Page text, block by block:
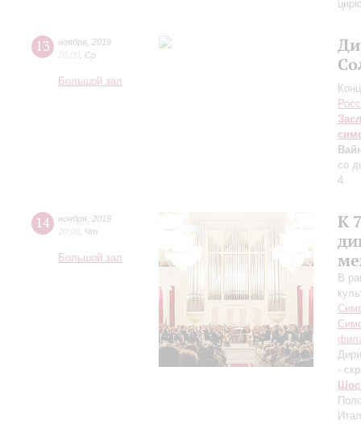
13 ноября 2019
20:00 Ср
Большой зал
со
4
14 ноября 2019
20:00 Чт
Большой зал
К
В
-